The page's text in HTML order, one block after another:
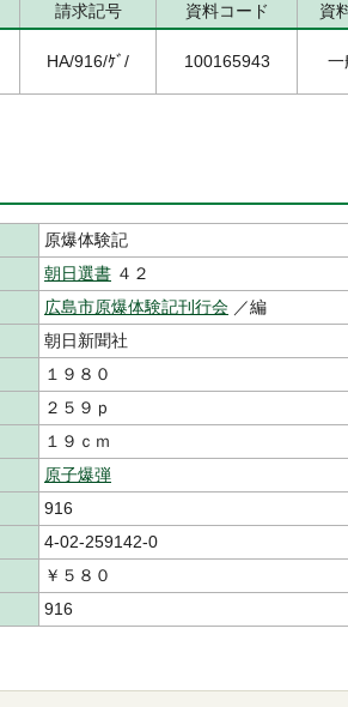
請求記号 資料コード 資
HA/916/ｹﾞ/ 100165943 一
原爆体験記
朝日選書 ４２
広島市原爆体験記刊行会 ／編
朝日新聞社
１９８０
２５９ｐ
１９ｃｍ
原子爆弾
916
4-02-259142-0
￥５８０
916